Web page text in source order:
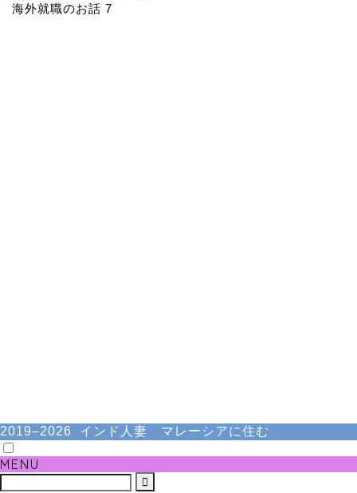
海外就職のお話 7
2019–2026 インド人妻 マレーシアに住む
MENU